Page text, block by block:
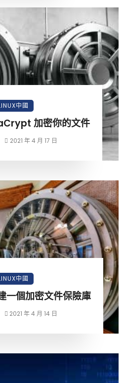
中國
加密你的文件
2021 年 4 月 17 日
中國
一個加密文件保險庫
2021 年 4 月 14 日